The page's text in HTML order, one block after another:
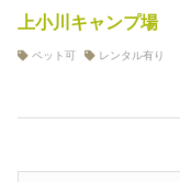
上小川キャンプ場
ペット可 レンタル有り